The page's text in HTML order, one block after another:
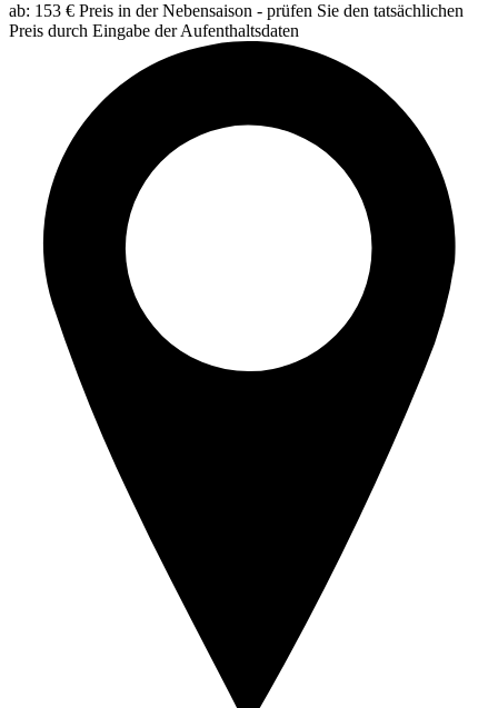
ab: 153 € Preis in der Nebensaison - prüfen Sie den tatsächlichen
Preis durch Eingabe der Aufenthaltsdaten